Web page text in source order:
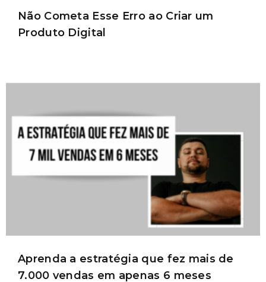
Não Cometa Esse Erro ao Criar um
Produto Digital
Aprenda a estratégia que fez mais de
7.000 vendas em apenas 6 meses